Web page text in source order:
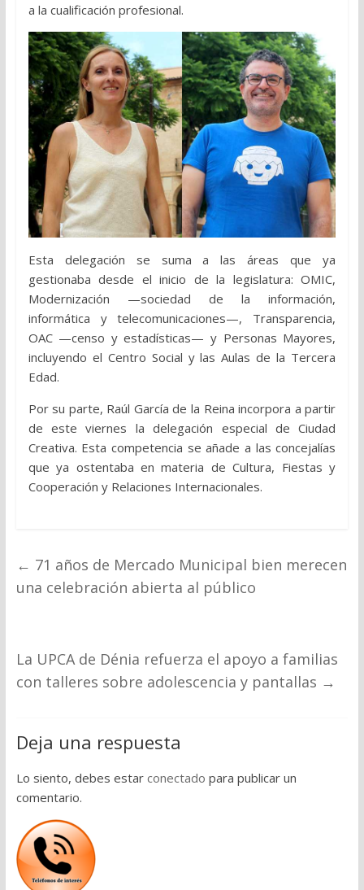
a la cualificación profesional.
Esta delegación se suma a las áreas que ya
gestionaba desde el inicio de la legislatura: OMIC,
Modernización —sociedad de la información,
informática y telecomunicaciones—, Transparencia,
OAC —censo y estadísticas— y Personas Mayores,
incluyendo el Centro Social y las Aulas de la Tercera
Edad.
Por su parte, Raúl García de la Reina incorpora a partir
de este viernes la delegación especial de Ciudad
Creativa. Esta competencia se añade a las concejalías
que ya ostentaba en materia de Cultura, Fiestas y
Cooperación y Relaciones Internacionales.
← 71 años de Mercado Municipal bien merecen
una celebración abierta al público
La UPCA de Dénia refuerza el apoyo a familias
con talleres sobre adolescencia y pantallas →
Deja una respuesta
Lo siento, debes estar conectado para publicar un
comentario.